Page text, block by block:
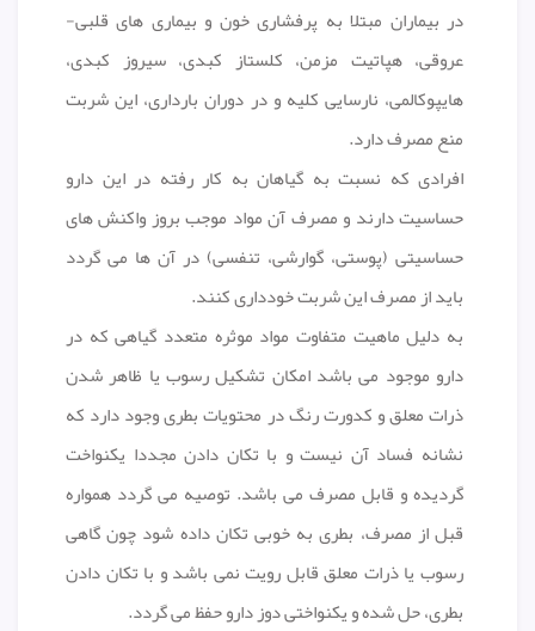
در بیماران مبتلا به پرفشاری خون و بیماری های قلبی-
عروقی، هپاتیت مزمن، کلستاز کبدی، سیروز کبدی،
هایپوکالمی، نارسایی کلیه و در دوران بارداری، این شربت
منع مصرف دارد.
افرادی که نسبت به گیاهان به کار رفته در این دارو
حساسیت دارند و مصرف آن مواد موجب بروز واکنش های
حساسیتی (پوستی، گوارشی، تنفسی) در آن ها می گردد
باید از مصرف این شربت خودداری کنند.
به دلیل ماهیت متفاوت مواد موثره متعدد گیاهی که در
دارو موجود می باشد امکان تشکیل رسوب یا ظاهر شدن
ذرات معلق و کدورت رنگ در محتویات بطری وجود دارد که
نشانه فساد آن نیست و با تکان دادن مجددا یکنواخت
گردیده و قابل مصرف می باشد. توصیه می گردد همواره
قبل از مصرف، بطری به خوبی تکان داده شود چون گاهی
رسوب یا ذرات معلق قابل رویت نمی باشد و با تکان دادن
بطری، حل شده و یکنواختی دوز دارو حفظ می گردد.